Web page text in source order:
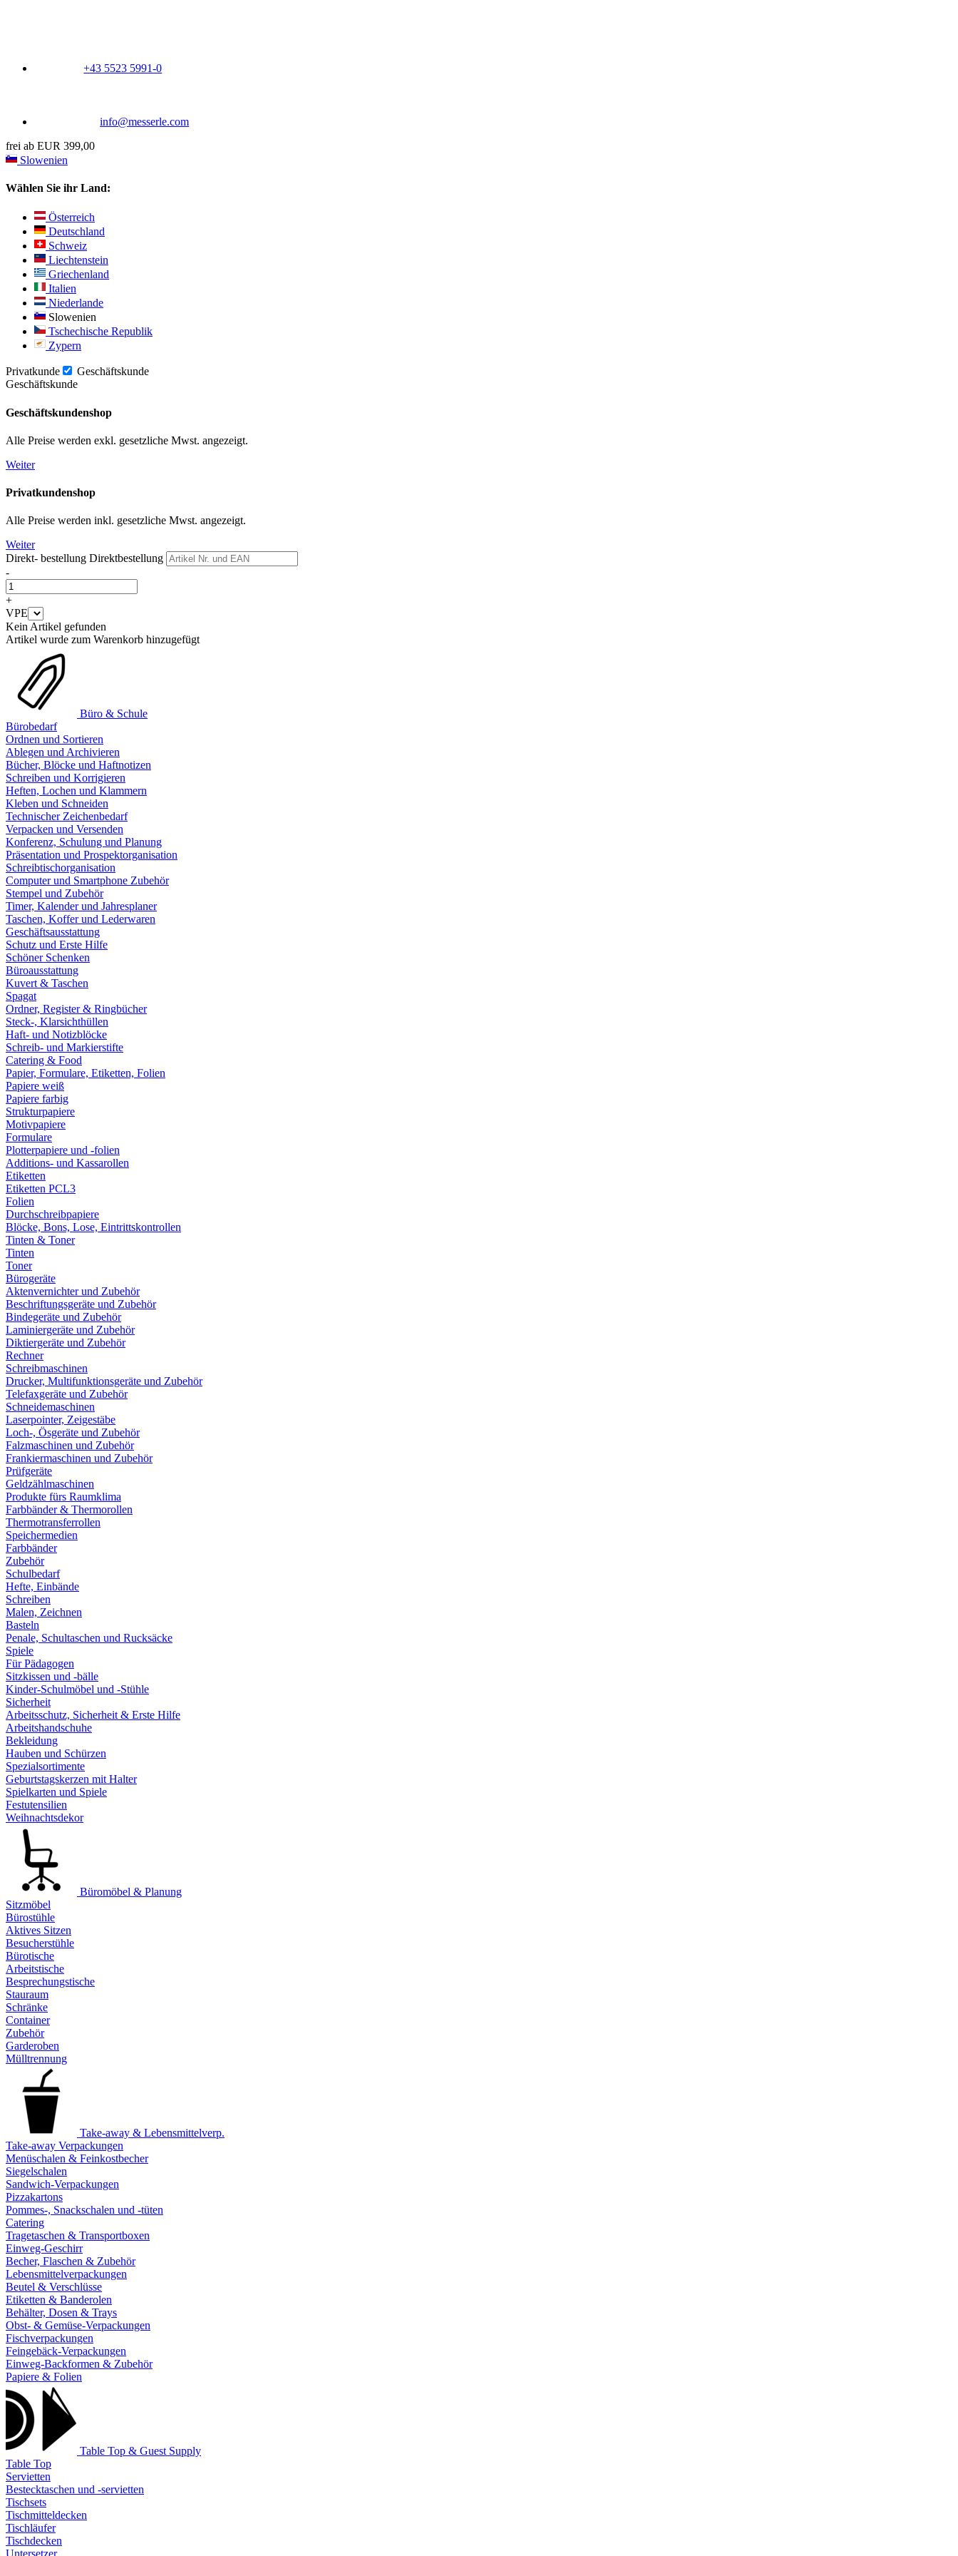
+43 5523 5991-0
info@messerle.com
frei ab EUR 399,00
Slowenien
Wählen Sie ihr Land:
Österreich
Deutschland
Schweiz
Liechtenstein
Griechenland
Italien
Niederlande
Slowenien
Tschechische Republik
Zypern
Privatkunde
Geschäftskunde
Geschäftskunde
Geschäftskundenshop
Alle Preise werden exkl. gesetzliche Mwst. angezeigt.
Weiter
Privatkundenshop
Alle Preise werden inkl. gesetzliche Mwst. angezeigt.
Weiter
Direkt- bestellung Direktbestellung
-
+
VPE
Kein Artikel gefunden
Artikel wurde zum Warenkorb hinzugefügt
Büro & Schule
Bürobedarf
Ordnen und Sortieren
Ablegen und Archivieren
Bücher, Blöcke und Haftnotizen
Schreiben und Korrigieren
Heften, Lochen und Klammern
Kleben und Schneiden
Technischer Zeichenbedarf
Verpacken und Versenden
Konferenz, Schulung und Planung
Präsentation und Prospektorganisation
Schreibtischorganisation
Computer und Smartphone Zubehör
Stempel und Zubehör
Timer, Kalender und Jahresplaner
Taschen, Koffer und Lederwaren
Geschäftsausstattung
Schutz und Erste Hilfe
Schöner Schenken
Büroausstattung
Kuvert & Taschen
Spagat
Ordner, Register & Ringbücher
Steck-, Klarsichthüllen
Haft- und Notizblöcke
Schreib- und Markierstifte
Catering & Food
Papier, Formulare, Etiketten, Folien
Papiere weiß
Papiere farbig
Strukturpapiere
Motivpapiere
Formulare
Plotterpapiere und -folien
Additions- und Kassarollen
Etiketten
Etiketten PCL3
Folien
Durchschreibpapiere
Blöcke, Bons, Lose, Eintrittskontrollen
Tinten & Toner
Tinten
Toner
Bürogeräte
Aktenvernichter und Zubehör
Beschriftungsgeräte und Zubehör
Bindegeräte und Zubehör
Laminiergeräte und Zubehör
Diktiergeräte und Zubehör
Rechner
Schreibmaschinen
Drucker, Multifunktionsgeräte und Zubehör
Telefaxgeräte und Zubehör
Schneidemaschinen
Laserpointer, Zeigestäbe
Loch-, Ösgeräte und Zubehör
Falzmaschinen und Zubehör
Frankiermaschinen und Zubehör
Prüfgeräte
Geldzählmaschinen
Produkte fürs Raumklima
Farbbänder & Thermorollen
Thermotransferrollen
Speichermedien
Farbbänder
Zubehör
Schulbedarf
Hefte, Einbände
Schreiben
Malen, Zeichnen
Basteln
Penale, Schultaschen und Rucksäcke
Spiele
Für Pädagogen
Sitzkissen und -bälle
Kinder-Schulmöbel und -Stühle
Sicherheit
Arbeitsschutz, Sicherheit & Erste Hilfe
Arbeitshandschuhe
Bekleidung
Hauben und Schürzen
Spezialsortimente
Geburtstagskerzen mit Halter
Spielkarten und Spiele
Festutensilien
Weihnachtsdekor
Büromöbel & Planung
Sitzmöbel
Bürostühle
Aktives Sitzen
Besucherstühle
Bürotische
Arbeitstische
Besprechungstische
Stauraum
Schränke
Container
Zubehör
Garderoben
Mülltrennung
Take-away & Lebensmittelverp.
Take-away Verpackungen
Menüschalen & Feinkostbecher
Siegelschalen
Sandwich-Verpackungen
Pizzakartons
Pommes-, Snackschalen und -tüten
Catering
Tragetaschen & Transportboxen
Einweg-Geschirr
Becher, Flaschen & Zubehör
Lebensmittelverpackungen
Beutel & Verschlüsse
Etiketten & Banderolen
Behälter, Dosen & Trays
Obst- & Gemüse-Verpackungen
Fischverpackungen
Feingebäck-Verpackungen
Einweg-Backformen & Zubehör
Papiere & Folien
Table Top & Guest Supply
Table Top
Servietten
Bestecktaschen und -servietten
Tischsets
Tischmitteldecken
Tischläufer
Tischdecken